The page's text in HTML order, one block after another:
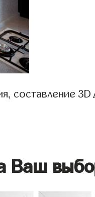
составление 3D
Ваш